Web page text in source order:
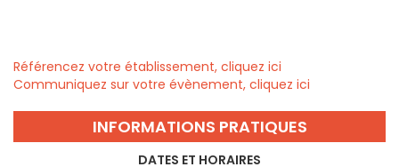
Référencez votre établissement, cliquez ici
Communiquez sur votre évènement, cliquez ici
INFORMATIONS PRATIQUES
DATES ET HORAIRES